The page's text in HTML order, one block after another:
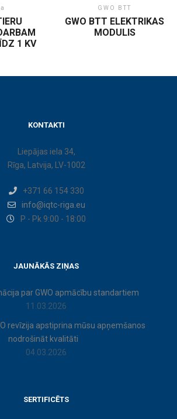
1 KV
GWO BTT
GWO BTT ELEKTRIKAS
MODULIS
KONTAKTI
Liepājas iela 34,
Rīga, Latvija, LV-1002
+371 66 154 330
info@iqtc-riga.eu
P - Pk 9:00 - 18:00
JAUNĀKĀS ZIŅAS
par GWO apmācību standartiem
11.03.2026
revīzija apstiprina mūsu apņemšanos
nodrošināt kvalitāti
04.03.2026
SERTIFICĒTS